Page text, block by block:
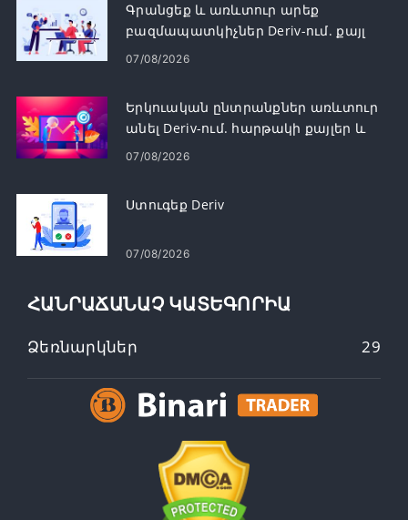
Գրանցեք և առևտուր արեք
բազմապատկիչներ Deriv-ում. քայլ
առ քայլ
07/08/2026
Երկուական ընտրանքներ առևտուր
անել Deriv-ում. հարթակի քայլեր և
պատվերի տեսակներ
07/08/2026
Ստուգեք Deriv
07/08/2026
ՀԱՆՐԱՃԱՆԱՉ ԿԱՏԵԳՈՐԻԱ
Ձեռնարկներ 29